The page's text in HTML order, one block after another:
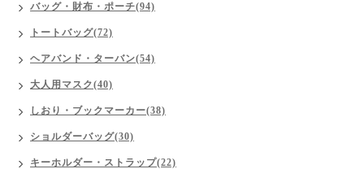
バッグ・財布・ポーチ(94)
トートバッグ(72)
ヘアバンド・ターバン(54)
大人用マスク(40)
しおり・ブックマーカー(38)
ショルダーバッグ(30)
キーホルダー・ストラップ(22)